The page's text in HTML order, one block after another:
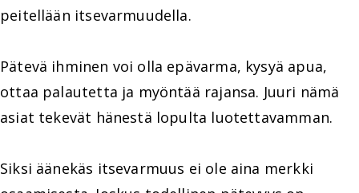
peitellään itsevarmuudella.
Pätevä ihminen voi olla epävarma, kysyä apua,
ottaa palautetta ja myöntää rajansa. Juuri nämä
asiat tekevät hänestä lopulta luotettavamman.
Siksi äänekäs itsevarmuus ei ole aina merkki